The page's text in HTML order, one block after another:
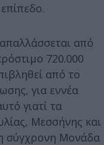
από
720.000
από το
για εννέα
γιατί τα
Μεσσήνης και
σύγχρονη Μονάδα